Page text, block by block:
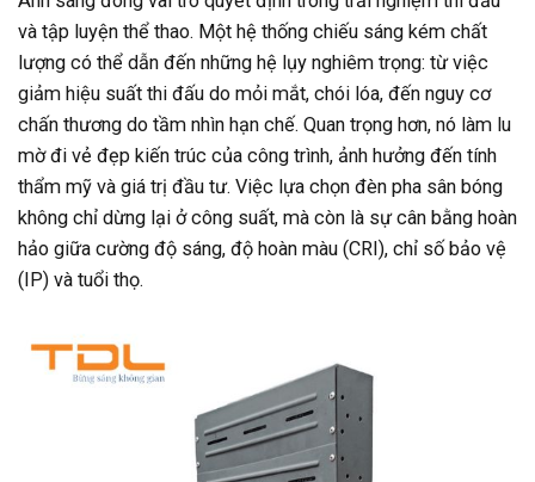
và tập luyện thể thao. Một hệ thống chiếu sáng kém chất
lượng có thể dẫn đến những hệ lụy nghiêm trọng: từ việc
giảm hiệu suất thi đấu do mỏi mắt, chói lóa, đến nguy cơ
chấn thương do tầm nhìn hạn chế. Quan trọng hơn, nó làm lu
mờ đi vẻ đẹp kiến trúc của công trình, ảnh hưởng đến tính
thẩm mỹ và giá trị đầu tư. Việc lựa chọn đèn pha sân bóng
không chỉ dừng lại ở công suất, mà còn là sự cân bằng hoàn
hảo giữa cường độ sáng, độ hoàn màu (CRI), chỉ số bảo vệ
(IP) và tuổi thọ.